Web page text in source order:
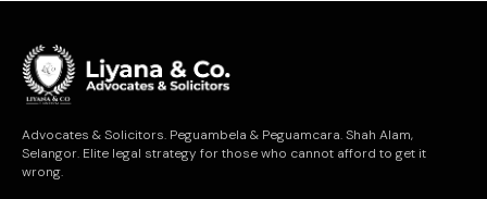
Advocates & Solicitors. Peguambela & Peguamcara. Shah Alam,
Selangor. Elite legal strategy for those who cannot afford to get it
wrong.